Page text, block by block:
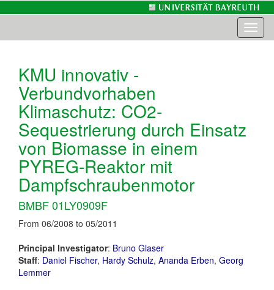
KMU innovativ -
Verbundvorhaben
Klimaschutz: CO2-
Sequestrierung durch Einsatz
von Biomasse in einem
PYREG-Reaktor mit
Dampfschraubenmotor
BMBF 01LY0909F
From 06/2008 to 05/2011
Principal Investigator: Bruno Glaser
Staff: Daniel Fischer, Hardy Schulz, Ananda Erben, Georg
Lemmer